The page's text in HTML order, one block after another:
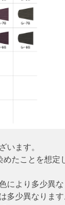
います。
たことを想定
により多少異
多少異なりま